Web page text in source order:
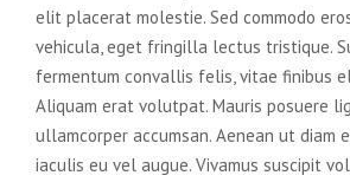
elit placerat molestie. Sed commodo
vehicula, eget fringilla lectus tristique.
fermentum convallis felis, vitae finibus
Aliquam erat volutpat. Mauris posuere
ullamcorper accumsan. Aenean ut diam
iaculis eu vel augue. Vivamus suscipit